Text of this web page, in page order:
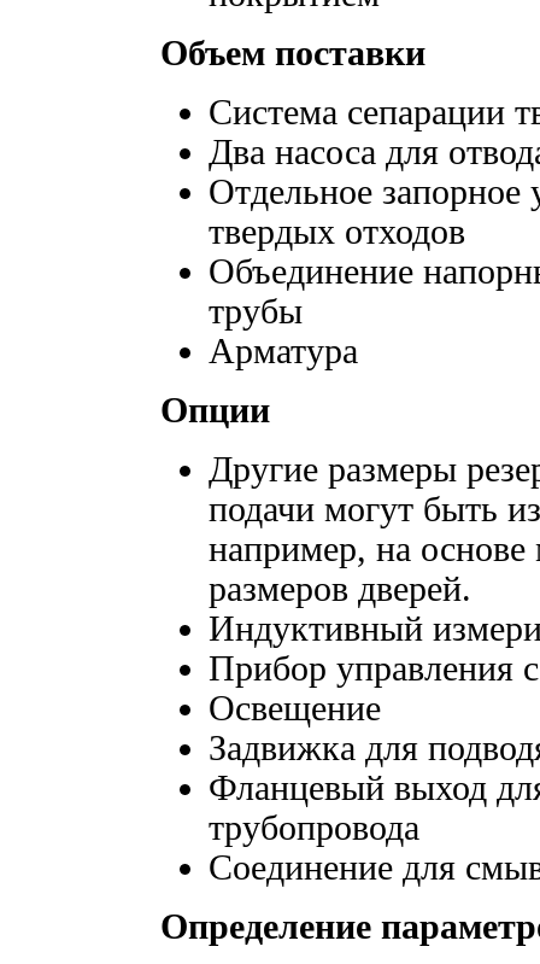
Объем поставки
Система сепарации
Два насоса для
Отдельное запорное
твердых отходов
Объединение
трубы
Арматура
Опции
Другие размеры
подачи могут быть
например, на
размеров дверей.
Индуктивный
Прибор управления
Освещение
Задвижка для
Фланцевый выход
трубопровода
Соединение для
Определение